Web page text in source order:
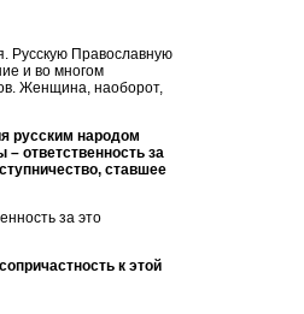
Русскую Православную
и во многом
Женщина, наоборот,
русским народом
ответственность за
ставшее
за это
к этой